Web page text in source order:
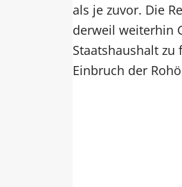
als je zuvor. Die
derweil weiterhin
Staatshaushalt
Einbruch der